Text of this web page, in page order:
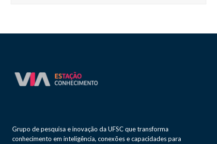
Grupo de pesquisa e inovação da UFSC que transforma
conhecimento em inteligência, conexões e capacidades para